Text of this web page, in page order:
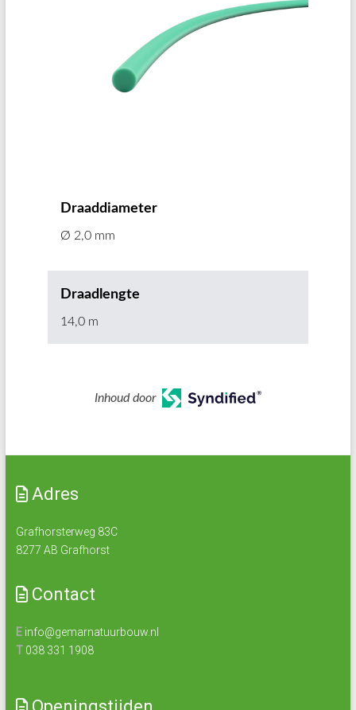
Draaddiameter
Ø 2,0 mm
Draadlengte
14,0 m
Inhoud door
Adres
Grafhorsterweg 83C
8277 AB Grafhorst
Contact
E info@gemarnatuurbouw.nl
T 038 331 1908